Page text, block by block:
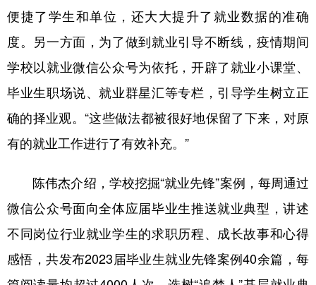
便捷了学生和单位，还大大提升了就业数据的准确
度。另一方面，为了做到就业引导不断线，疫情期间
学校以就业微信公众号为依托，开辟了就业小课堂、
毕业生职场说、就业群星汇等专栏，引导学生树立正
确的择业观。“这些做法都被很好地保留了下来，对原
有的就业工作进行了有效补充。”
陈伟杰介绍，学校挖掘“就业先锋”案例，每周通过
微信公众号面向全体应届毕业生推送就业典型，讲述
不同岗位行业就业学生的求职历程、成长故事和心得
感悟，共发布2023届毕业生就业先锋案例40余篇，每